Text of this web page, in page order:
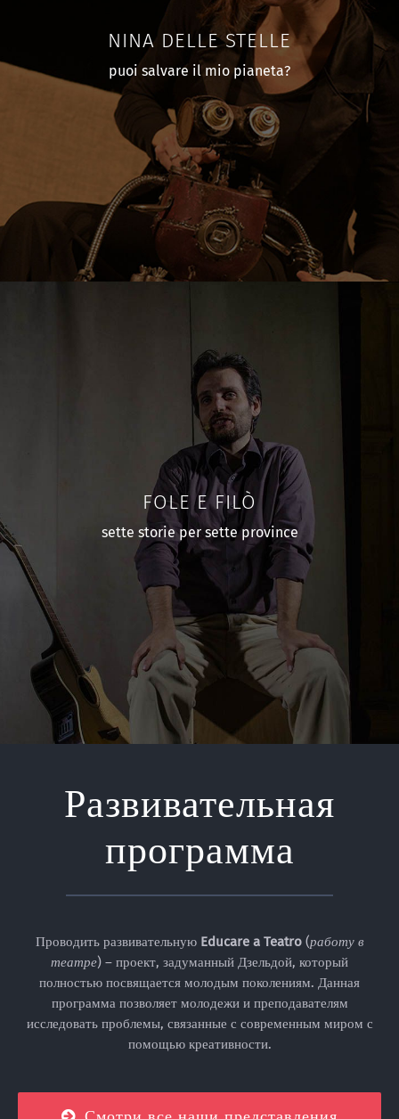
NINA DELLE STELLE
puoi salvare il mio pianeta?
FOLE E FILÒ
sette storie per sette province
Развивательная
программа
Проводить развивательную Educare a Teatro(работу в
театре) – проект, задуманный Дзельдой, который
полностью посвящается молодым поколениям. Данная
программа позволяет молодежи и преподавателям
исследовать проблемы, связанные с современным миром с
помощью креативности.